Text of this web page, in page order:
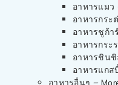
อาหารแมว
อาหารกระ
อาหารชูก้า
อาหารกระ
อาหารชิน
อาหารแกส
อาหารอื่นๆ –